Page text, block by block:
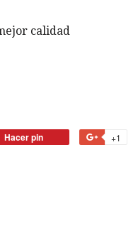
calidad
Hacer pin +1